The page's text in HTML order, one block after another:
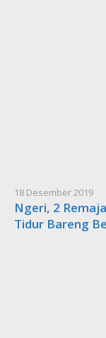
18 Desember 2019
Ngeri, 2
Tidur Bareng